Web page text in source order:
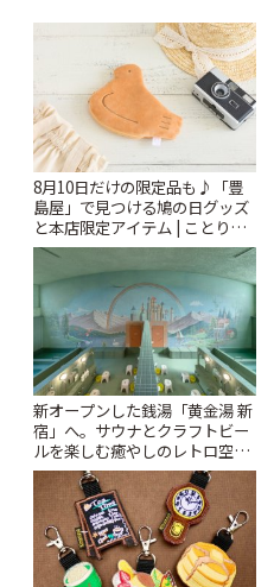
8月10日だけの限定品も♪「豊
島屋」で見つける鳩の日グッズ
と本店限定アイテム | ことりっ
ぷ
新オープンした銭湯「黄金湯 新
宿」へ。サウナとクラフトビー
ルを楽しむ癒やしのレトロ空間
| ことりっぷ